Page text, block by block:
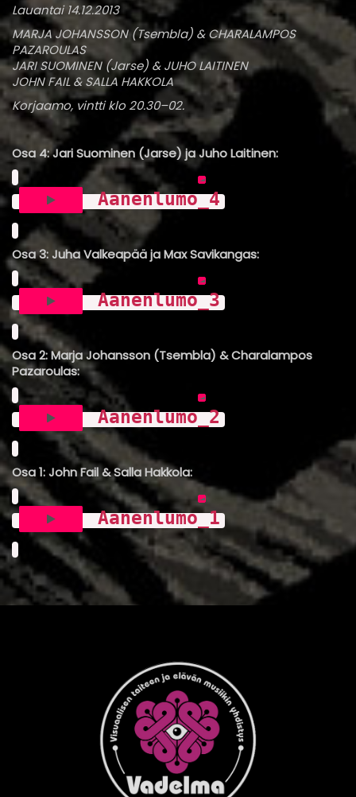
Lauantai 14.12.2013
MARJA JOHANSSON (Tsembla) & CHARALAMPOS
PAZAROULAS
JARI SUOMINEN (Jarse) & JUHO LAITINEN
JOHN FAIL & SALLA HAKKOLA
Korjaamo, vintti klo 20.30–02.
Osa 4: Jari Suominen (Jarse) ja Juho Laitinen:
Aanenlumo_4
Osa 3: Juha Valkeapää ja Max Savikangas:
Aanenlumo_3
Osa 2: Marja Johansson (Tsembla) & Charalampos
Pazaroulas:
Aanenlumo_2
Osa 1: John Fail & Salla Hakkola:
Aanenlumo_1